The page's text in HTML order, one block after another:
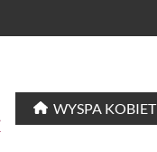
WYSPA KOBIET